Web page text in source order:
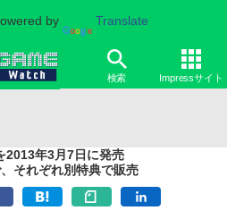
by Translate
検索 Impressサイト
2013年3月7日に発売
それぞれ別特典で販売